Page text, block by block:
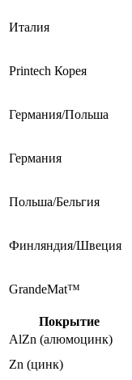
Италия
Printech Корея
Германия/Польша
Германия
Польша/Бельгия
Финляндия/Швеция
GrandeMat™
Покрытие
AlZn (алюмоцинк)
Zn (цинк)